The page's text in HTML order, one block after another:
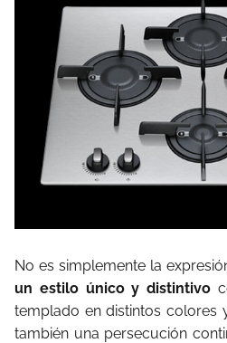
No es simplemente la
un estilo único y distintivo
templado en distintos colores
también una persecución